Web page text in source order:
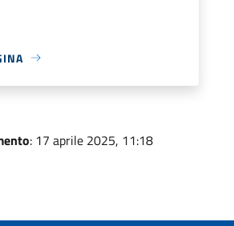
: 17 aprile 2025, 11:18